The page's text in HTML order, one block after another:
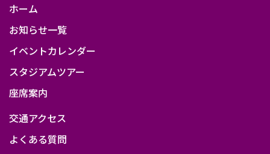
ホーム
お知らせ一覧
イベントカレンダー
スタジアムツアー
座席案内
交通アクセス
よくある質問